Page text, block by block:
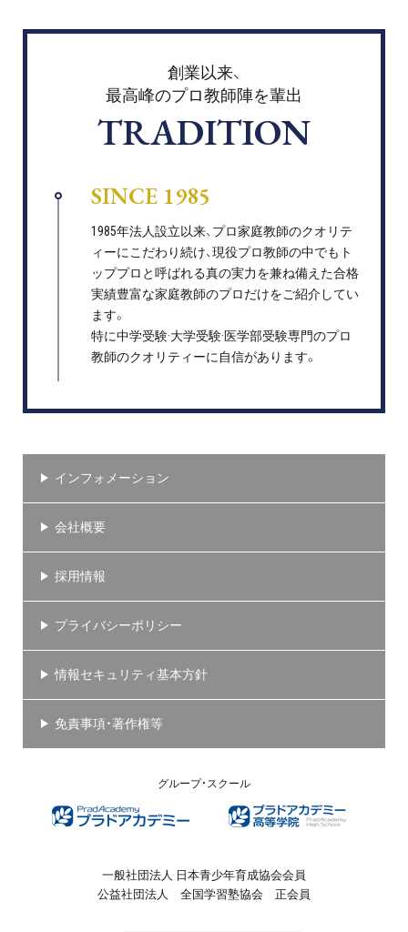
創業以来、
最高峰のプロ教師陣を輩出
TRADITION
SINCE 1985
1985年法人設立以来、プロ家庭教師のクオリテ
ィーにこだわり続け、現役プロ教師の中でもト
ッププロと呼ばれる真の実力を兼ね備えた合格
実績豊富な家庭教師のプロだけをご紹介してい
ます。
特に中学受験·大学受験·医学部受験専門のプロ
教師のクオリティーに自信があります。
インフォメーション
会社概要
採用情報
プライバシーポリシー
情報セキュリティ基本方針
免責事項・著作権等
グループ・スクール
一般社団法人 日本青少年育成協会会員
公益社団法人 全国学習塾協会 正会員